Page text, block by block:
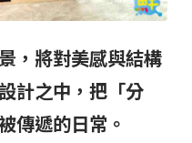
，將對美感與結構
計之中，把「分
傳遞的日常。